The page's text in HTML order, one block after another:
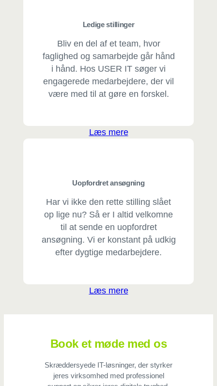
Ledige stillinger
Bliv en del af et team, hvor
faglighed og samarbejde går hånd
i hånd. Hos USER IT søger vi
engagerede medarbejdere, der vil
være med til at gøre en forskel.
Læs mere
Uopfordret ansøgning
Har vi ikke den rette stilling slået
op lige nu? Så er I altid velkomne
til at sende en uopfordret
ansøgning. Vi er konstant på udkig
efter dygtige medarbejdere.
Læs mere
Book et møde med os
Skræddersyede IT-løsninger, der styrker
jeres virksomhed med professionel